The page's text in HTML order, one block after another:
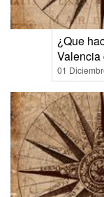
¿Que
Valencia
01